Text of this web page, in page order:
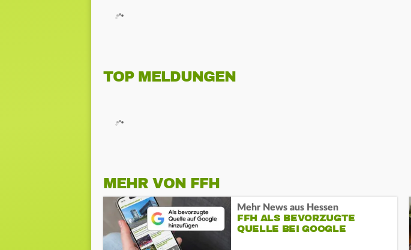
TOP MELDUNGEN
MEHR VON FFH
Mehr News aus Hessen
FFH ALS BEVORZUGTE
QUELLE BEI GOOGLE